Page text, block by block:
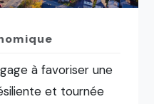
à favoriser une
et tournée